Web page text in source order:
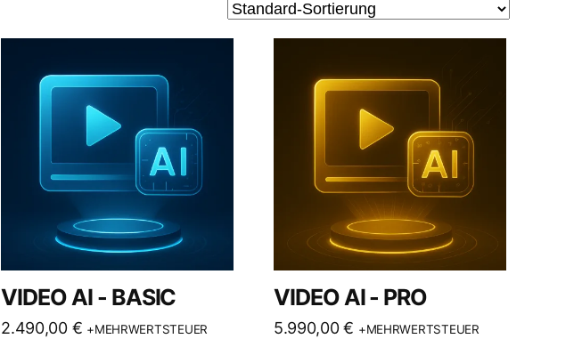
VIDEO AI - BASIC
2.490,00 € +MEHRWERTSTEUER
VIDEO AI - PRO
5.990,00€ +MEHRWERTSTEUER